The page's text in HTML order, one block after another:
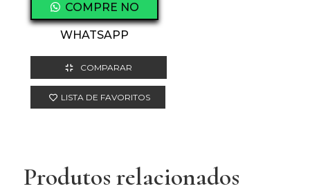
COMPRE NO
WHATSAPP
COMPARAR
LISTA DE FAVORITOS
Produtos relacionados